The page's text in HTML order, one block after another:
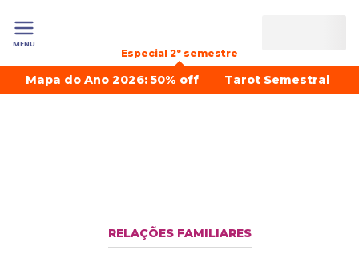
MENU
Especial 2º semestre
Mapa do Ano 2026: 50% off Tarot Semestral
RELAÇÕES FAMILIARES